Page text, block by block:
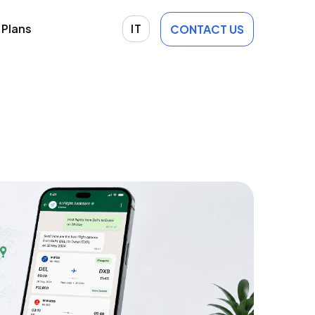
Plans IT CONTACT US